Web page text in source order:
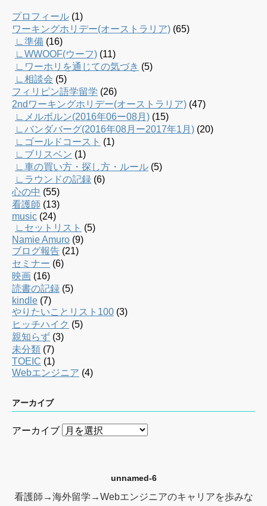
プロフィール (1)
ワーキングホリデー(オーストラリア) (65)
∟準備 (16)
∟WWOOF(ウーフ) (11)
∟ワーホリを通じての気づき (5)
∟相談会 (5)
フィリピン語学留学 (26)
2ndワーキングホリデー(オーストラリア) (47)
∟メルボルン(2016年06ー08月) (15)
∟バンダバーグ(2016年08月ー2017年1月) (20)
∟ゴールドコースト (1)
∟ブリスベン (1)
∟車の買い方・探し方・ルール (5)
∟ラウンドの記録 (6)
心の中 (55)
看護師 (13)
music (24)
∟セットリスト (5)
Namie Amuro (9)
ブログ報告 (21)
セミナー (6)
映画 (16)
読書の記録 (5)
kindle (7)
やりたいことリスト100 (3)
ヒッチハイク (5)
親知らず (3)
未分類 (7)
TOEIC (1)
Webエンジニア (4)
アーカイブ
アーカイブ
unnamed-6
看護師→海外留学→Webエンジニアのキャリアを歩みな